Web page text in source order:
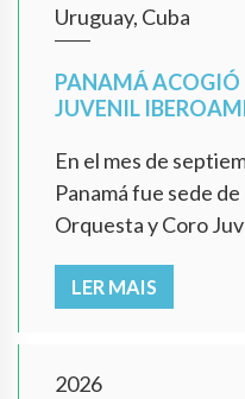
Uruguay, Cuba
PANAMÁ ACOGIÓ
JUVENIL
En el mes de
Panamá fue sede
Orquesta y Coro
LER MAIS
2026